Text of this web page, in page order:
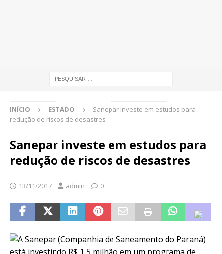
INÍCIO ESTADO
Sanepar investe em estudos para
redução de riscos de desastres
Sanepar investe em estudos para
redução de riscos de desastres
13/11/2017 admin 0